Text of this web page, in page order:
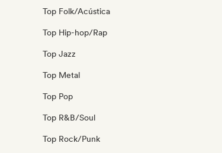
Top Folk/Acústica
Top Hip-hop/Rap
Top Jazz
Top Metal
Top Pop
Top R&B/Soul
Top Rock/Punk